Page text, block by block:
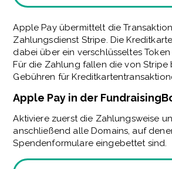
Apple Pay übermittelt die
Zahlungsdienst Stripe. Die
dabei über ein verschlüsseltes
Für die Zahlung fallen die von Stripe
Gebühren für
Apple Pay in der
Aktiviere zuerst die Zahlungsweise
anschließend alle Domains, auf
Spendenformulare eingebettet sind.